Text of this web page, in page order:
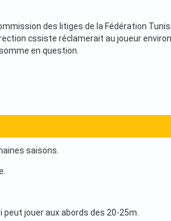
des litiges de la Fédération
cssiste réclamerait au joueur
en question.
saisons.
peut jouer aux abords des 20-25m.